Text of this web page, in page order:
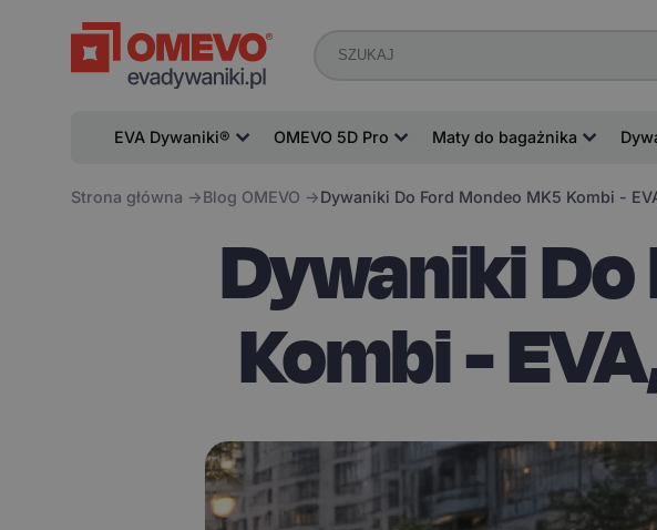
EVA Dywaniki® OMEVO 5D Pro Maty do bagażnika
Strona główna Blog OMEVO Dywaniki Do Ford Mondeo MK5 Kombi -
Dywaniki
Kombi -